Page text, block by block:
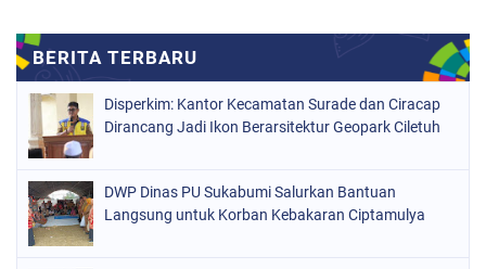
Disperkim: Kantor Kecamatan Surade dan Ciracap
Dirancang Jadi Ikon Berarsitektur Geopark Ciletuh
DWP Dinas PU Sukabumi Salurkan Bantuan
Langsung untuk Korban Kebakaran Ciptamulya